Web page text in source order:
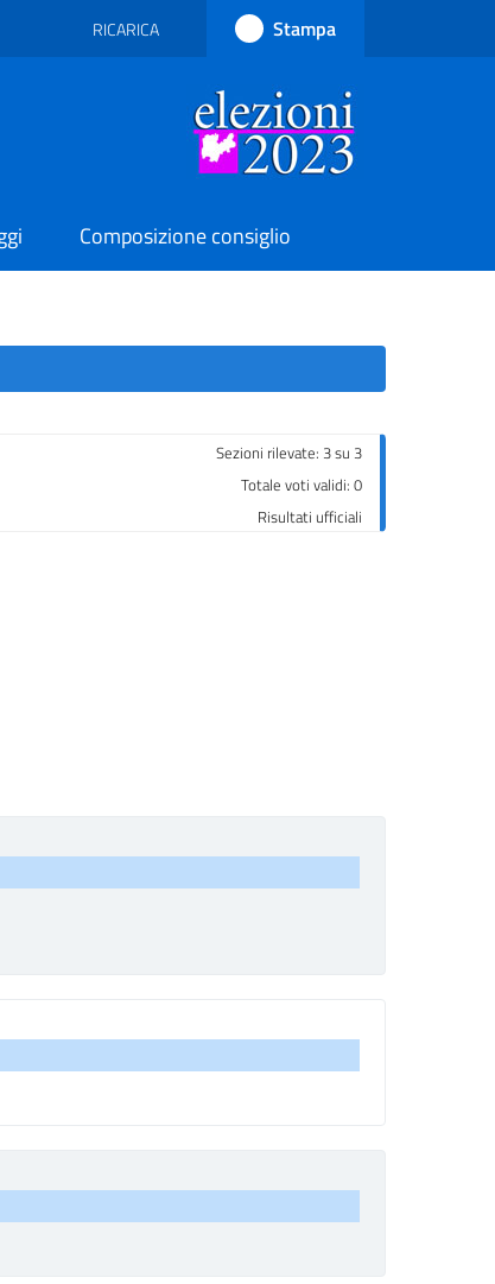
RICARICA PAGINA
RICARICA Stampa
Composizione consiglio
Sezioni rilevate: 3 su 3
Totale voti validi: 0
Risultati ufficiali